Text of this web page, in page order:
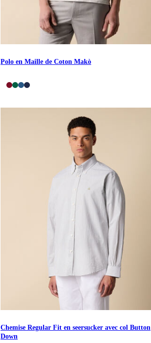
Polo en Maille de Coton Makò
Chemise Regular Fit en seersucker avec col Button
Down